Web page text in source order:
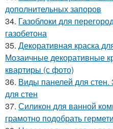
дополнительных запоров
34. Газоблоки для
газобетона
35. Декоративная краска
Мозаичные декоративные
квартиры (с фото)
36. Виды панелей для стен.
для стен
37. Силикон для ванной
грамотно подобрать